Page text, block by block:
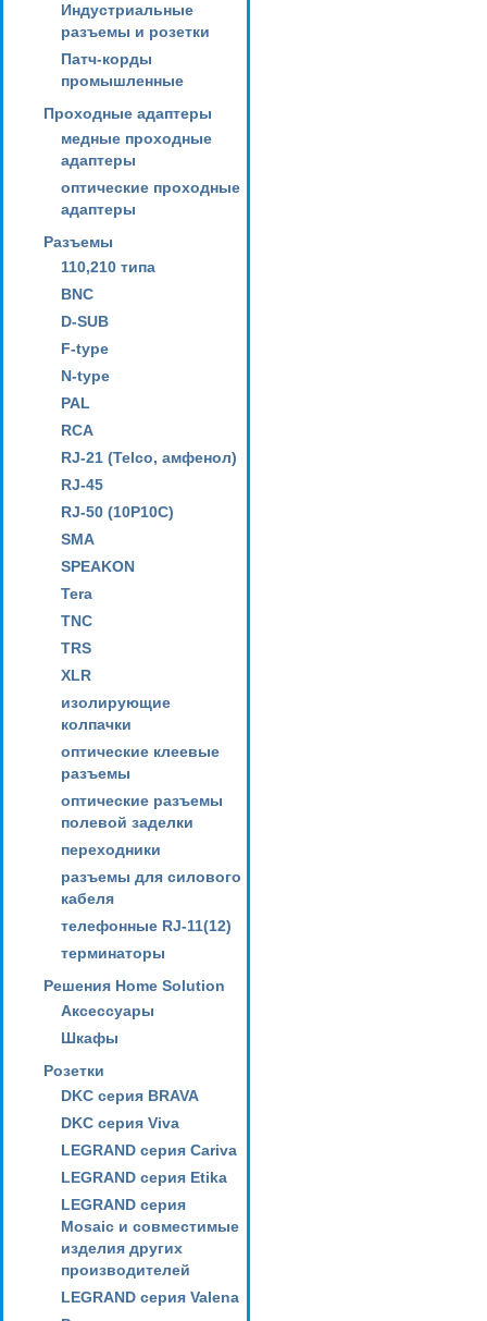
Индустриальные
разъемы и розетки
Патч-корды
промышленные
Проходные адаптеры
медные проходные
адаптеры
оптические проходные
адаптеры
Разъемы
110,210 типа
BNC
D-SUB
F-type
N-type
PAL
RCA
RJ-21 (Telco, амфенол)
RJ-45
RJ-50 (10P10C)
SMA
SPEAKON
Tera
TNC
TRS
XLR
изолирующие
колпачки
оптические клеевые
разъемы
оптические разъемы
полевой заделки
переходники
разъемы для силового
кабеля
телефонные RJ-11(12)
терминаторы
Решения Home Solution
Аксессуары
Шкафы
Розетки
DKC серия BRAVA
DKC серия Viva
LEGRAND серия Cariva
LEGRAND серия Etika
LEGRAND серия
Mosaic и совместимые
изделия других
производителей
LEGRAND серия Valena